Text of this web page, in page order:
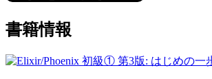
書籍情報